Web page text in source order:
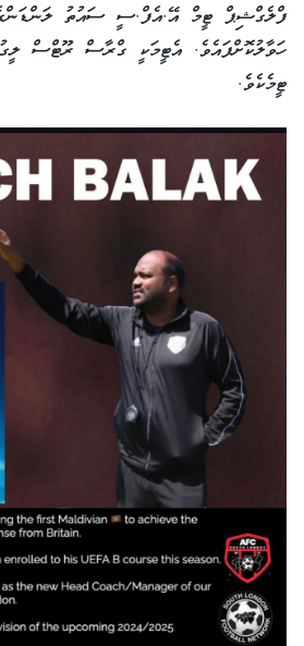
ފްލެގްޝިޕް ޓީމް އޭ.އެފް.ސީ ސައުތު
ހަވާލުކޮށްފައެވެ. އެޓީމަކީ ގްރާސް ރޫޓްސް
ޓީމެކެވެ.